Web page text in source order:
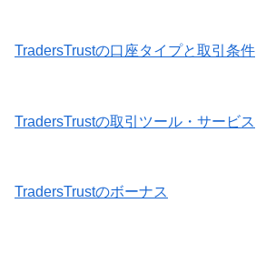
TradersTrustの口座タイプと取引条件
TradersTrustの取引ツール・サービス
TradersTrustのボーナス